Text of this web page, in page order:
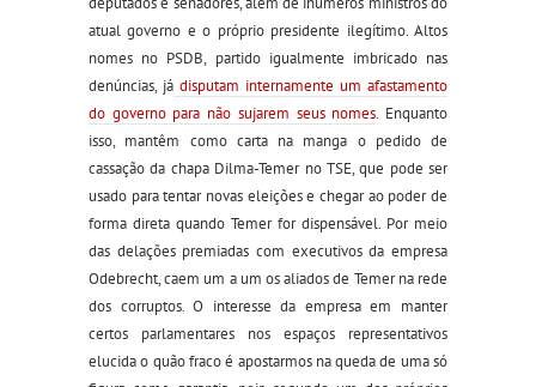
atual governo e o próprio presidente ilegítimo. Altos
nomes no PSDB, partido igualmente imbricado nas
denúncias, já disputam internamente um afastamento
do governo para não sujarem seus nomes. Enquanto
isso, mantêm como carta na manga o pedido de
cassação da chapa Dilma-Temer no TSE, que pode ser
usado para tentar novas eleições e chegar ao poder de
forma direta quando Temer for dispensável. Por meio
das delações premiadas com executivos da empresa
Odebrecht, caem um a um os aliados de Temer na rede
dos corruptos. O interesse da empresa em manter
certos parlamentares nos espaços representativos
elucida o quão fraco é apostarmos na queda de uma só